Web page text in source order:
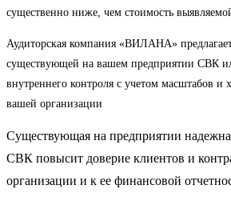
существенно ниже, чем стоимость
Аудиторская компания «ВИЛАНА»
существующей на вашем предприятии СВК
внутреннего контроля с учетом масштабов и
вашей организации
Существующая на предприятии
СВК повысит доверие клиентов и
организации и к ее финансовой